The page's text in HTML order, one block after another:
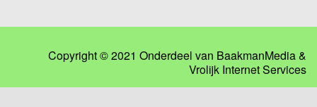
Copyright © 2021 Onderdeel van BaakmanMedia&
Vrolijk Internet Services